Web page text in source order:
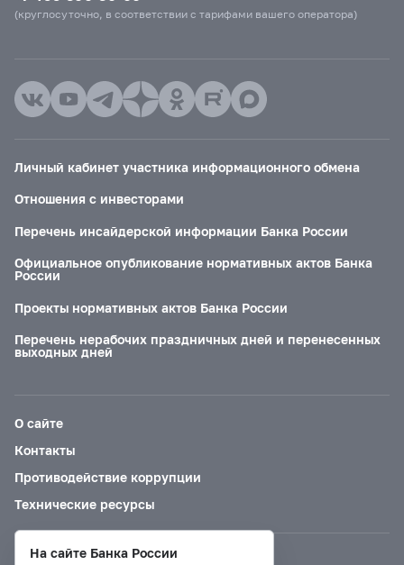
(круглосуточно, в соответствии с тарифами вашего оператора)
Личный кабинет участника информационного обмена
Отношения с инвесторами
Перечень инсайдерской информации Банка России
Официальное опубликование нормативных актов Банка
России
Проекты нормативных актов Банка России
Перечень нерабочих праздничных дней и перенесенных
выходных дней
О сайте
Контакты
Противодействие коррупции
Технические ресурсы
На сайте Банка России